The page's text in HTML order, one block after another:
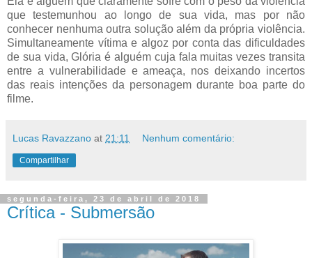
que testemunhou ao longo de sua vida, mas por não
conhecer nenhuma outra solução além da própria violência.
Simultaneamente vítima e algoz por conta das dificuldades
de sua vida, Glória é alguém cuja fala muitas vezes transita
entre a vulnerabilidade e ameaça, nos deixando incertos
das reais intenções da personagem durante boa parte do
filme.
Lucas Ravazzano at 21:11 Nenhum comentário:
Compartilhar
segunda-feira, 23 de abril de 2018
Crítica - Submersão